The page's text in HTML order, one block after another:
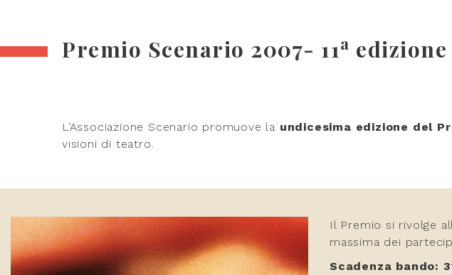
Premio Scenario 2007- 11a edizione
L’Associazione Scenario promuove la undicesima edizione del
visioni di teatro.
Il Premio si rivolge
massima dei
Scadenza bando: